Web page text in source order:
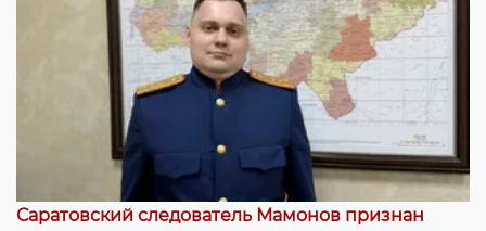
Саратовский следователь Мамонов признан